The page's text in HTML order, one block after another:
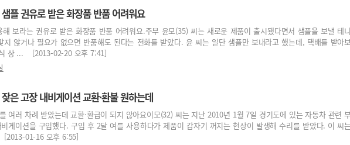
플 권유로 받은 화장품 반품 어려워요
보라는 권유로 받은 화장품 반품 어려워요.주부 윤모(35) 씨는 새로운 제품이 출시됐다면서 샘플을 보낼 테니
지 않거나 필요가 없으면 반품해도 된다는 전화를 받았다. 윤 씨는 일단 샘플만 보내라고 했는데, 택배를 받아
상 ... [2013-02-20 오후 7:41]
은 고장 내비게이션 교환·환불 원하는데
여러 차례 받았는데 교환·환급이 되지 않아요이모(32) 씨는 지난 2010년 1월 7일 경기도에 있는 자동차 관련
게이션을 구입했다. 구입 후 2달 여를 사용하다가 제품이 갑자기 꺼지는 현상이 발생해 수리를 받았다. 이 씨
01-16 오후 6:55]